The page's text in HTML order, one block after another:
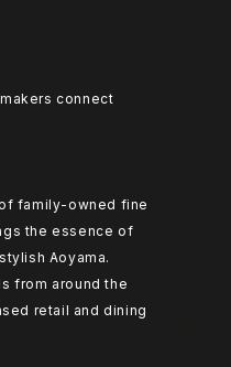
connect
family-owned fine
the essence of
Aoyama.
from around the
retail and dining